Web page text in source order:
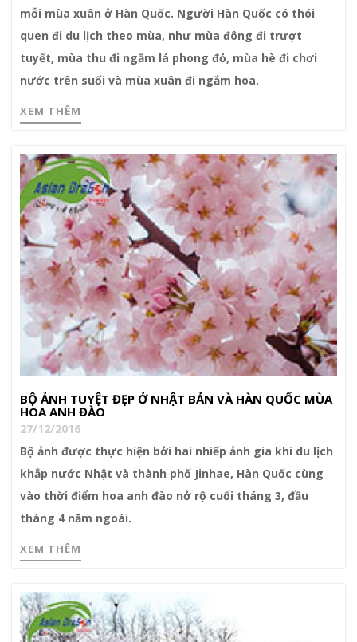
mỗi mùa xuân ở Hàn Quốc. Người Hàn Quốc có thói
quen đi du lịch theo mùa, như mùa đông đi trượt
tuyết, mùa thu đi ngắm lá phong đỏ, mùa hè đi chơi
nước trên suối và mùa xuân đi ngắm hoa.
XEM THÊM
BỘ ẢNH TUYỆT ĐẸP Ở NHẬT BẢN VÀ HÀN QUỐC MÙA
HOA ANH ĐÀO
27/12/2016
Bộ ảnh được thực hiện bởi hai nhiếp ảnh gia khi du lịch
khắp nước Nhật và thành phố Jinhae, Hàn Quốc cùng
vào thời điểm hoa anh đào nở rộ cuối tháng 3, đầu
tháng 4 năm ngoái.
XEM THÊM